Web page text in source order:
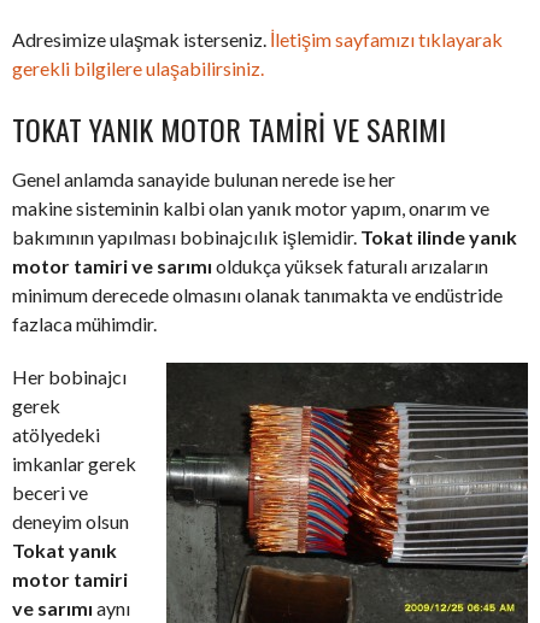
Adresimize ulaşmak isterseniz. İletişim sayfamızı tıklayarak
gerekli bilgilere ulaşabilirsiniz.
TOKAT YANIK MOTOR TAMIRI VE SARIMI
Genel anlamda sanayide bulunan nerede ise her
makine sisteminin kalbi olan yanık motor yapım, onarım ve
bakımının yapılması bobinajcılık işlemidir. Tokat ilinde yanık
motor tamiri ve sarımı oldukça yüksek faturalı arızaların
minimum derecede olmasını olanak tanımakta ve endüstride
fazlaca mühimdir.
Her bobinajcı
gerek
atölyedeki
imkanlar gerek
beceri ve
deneyim olsun
Tokat yanık
motor tamiri
ve sarımı aynı